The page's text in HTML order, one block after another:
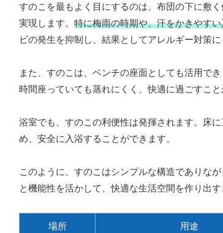
すのこを最もよく目にするのは、布団の下に敷
実現します。 特に梅雨の時期や、汗をかきやす
ビの発生を抑制し、結果としてアレルギー対策に
また、すのこは、ベンチの座面としても活用で
時間座っていても蒸れにくく、快適に過ごすこと
浴室でも、すのこの利便性は発揮されます。床
め、安全に入浴することができます。
このように、すのこはシンプルな構造でありな
と機能性を活かして、快適な生活空間を作り出す
場所 用途